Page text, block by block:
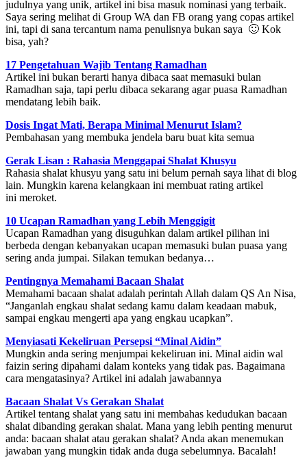
judulnya yang unik, artikel ini bisa masuk nominasi yang terbaik.
Saya sering melihat di Group WA dan FB orang yang copas artikel
ini, tapi di sana tercantum nama penulisnya bukan saya 🙂 Kok
bisa, yah?
17 Pengetahuan Wajib Tentang Ramadhan
Artikel ini bukan berarti hanya dibaca saat memasuki bulan
Ramadhan saja, tapi perlu dibaca sekarang agar puasa Ramadhan
mendatang lebih baik.
Dosis Ingat Mati, Berapa Minimal Menurut Islam?
Pembahasan yang membuka jendela baru buat kita semua
Gerak Lisan : Rahasia Menggapai Shalat Khusyu
Rahasia shalat khusyu yang satu ini belum pernah saya lihat di blog
lain. Mungkin karena kelangkaan ini membuat rating artikel
ini meroket.
10 Ucapan Ramadhan yang Lebih Menggigit
Ucapan Ramadhan yang disuguhkan dalam artikel pilihan ini
berbeda dengan kebanyakan ucapan memasuki bulan puasa yang
sering anda jumpai. Silakan temukan bedanya…
Pentingnya Memahami Bacaan Shalat
Memahami bacaan shalat adalah perintah Allah dalam QS An Nisa,
“Janganlah engkau shalat sedang kamu dalam keadaan mabuk,
sampai engkau mengerti apa yang engkau ucapkan”.
Menyiasati Kekeliruan Persepsi “Minal Aidin”
Mungkin anda sering menjumpai kekeliruan ini. Minal aidin wal
faizin sering dipahami dalam konteks yang tidak pas. Bagaimana
cara mengatasinya? Artikel ini adalah jawabannya
Bacaan Shalat Vs Gerakan Shalat
Artikel tentang shalat yang satu ini membahas kedudukan bacaan
shalat dibanding gerakan shalat. Mana yang lebih penting menurut
anda: bacaan shalat atau gerakan shalat? Anda akan menemukan
jawaban yang mungkin tidak anda duga sebelumnya. Bacalah!